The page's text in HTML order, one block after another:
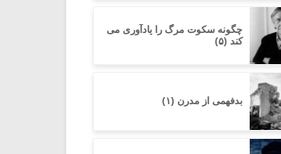
چگونه سکوت مرگ را یادآوری می
کند (۵)
بدفهمى از مدرن (۱)